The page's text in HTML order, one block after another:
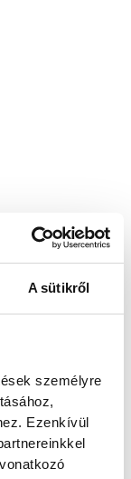
A sütikről
személyre
Ezenkívül